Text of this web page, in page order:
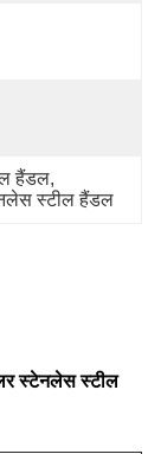
हैंडल,
स्टील हैंडल
स्टेनलेस स्टील